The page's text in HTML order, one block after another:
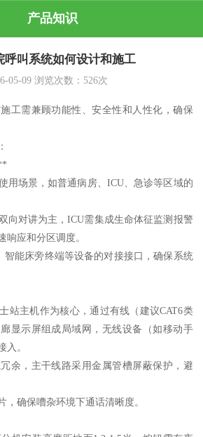
产品知识
呼叫系统如何设计和施工
05-09浏览次数： 526次
工需兼顾功能性、安全性和人性化，确保
用场景，如普通病房、ICU、急诊等区域的
向对讲为主，ICU需集成生命体征监测报警
响应和分区调度。
智能床旁终端等设备的对接接口，确保系统
站主机作为核心，通过有线（建议CAT6类
显示屏组成局域网，无线设备（如移动手
入。
余，主干线路采用金属管槽屏蔽保护，避
，确保嘈杂环境下通话清晰度。